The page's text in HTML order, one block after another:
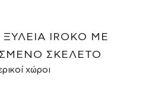
ΞΥΛΕΊΑ IROKO ΜΕ
ΣΚΕΛΕΤΌ
χώροι